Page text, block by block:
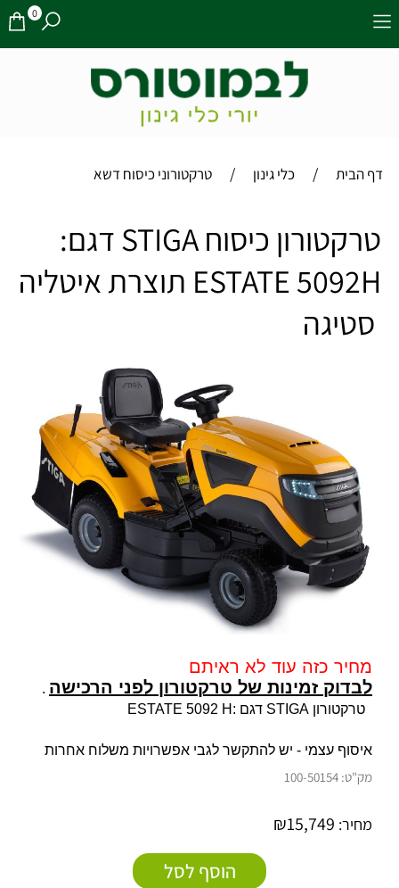
0
דף הבית / כלי גינון / טרקטורוני כיסוח דשא
טרקטורון כיסוח STIGA דגם:
ESTATE 5092H תוצרת איטליה
מחיר כזה עוד לא ראיתם
לבדוק זמינות של טרקטורון לפני הרכישה .
טרקטורון STIGA דגם :ESTATE 5092 H
איסוף עצמי - יש להתקשר לגבי אפשרויות משלוח אחרות
מק"ט: 100-50154
מחיר: ₪15,749
הוסף לסל